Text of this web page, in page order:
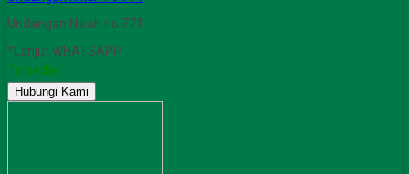
Undangan Nikah no 771
*Lanjut WHATSAPP
Tersedia
Hubungi Kami